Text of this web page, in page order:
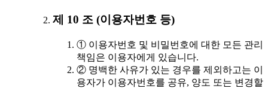
제 10 조 (이용자번호 등)
① 이용자번호 및 비밀번호에 대한 모든 관리
책임은 이용자에게 있습니다.
② 명백한 사유가 있는 경우를 제외하고는 이
용자가 이용자번호를 공유, 양도 또는 변경할